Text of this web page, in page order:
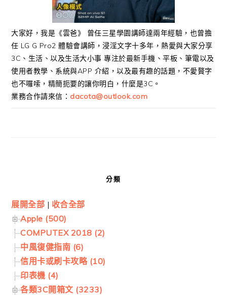
大家好，我是《雲爸》 曾任三星學園講師達兩年經驗，也曾擔
任 LG G Pro2 體驗會講師，浸淫文字十多年，熱愛與大家分享
3C、生活、以及生活大小事 專注於最新手機、平板、筆電以及
使用者教學、系統與APP 介紹，以及最有趣的話題，不愛贅字
也不囉嗦，精簡扼要的讓你明白，什麼是3C。
業務合作請來信： dacota@outlook.com
分類
展開全部 | 收合全部
Apple (500)
COMPUTEX 2018 (2)
中風復健指南 (6)
信用卡或刷卡攻略 (10)
印表機 (4)
各類3C開箱文 (3233)